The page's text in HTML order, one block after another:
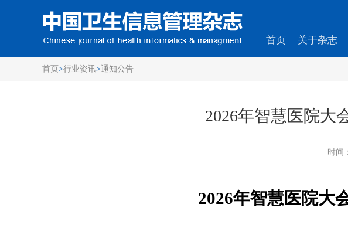
首页 关于杂志
首页 >行业资讯>通知公告
2026年智慧医院大
时间：
2026年智慧医院大